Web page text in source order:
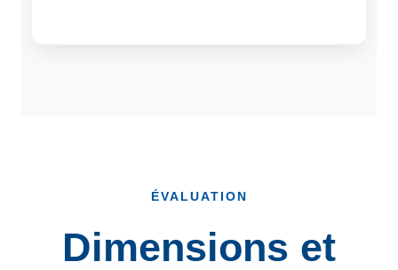
ÉVALUATION
Dimensions et